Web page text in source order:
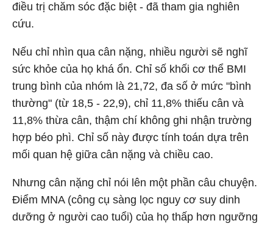
điều trị chăm sóc đặc biệt - đã tham gia nghiên
cứu.
Nếu chỉ nhìn qua cân nặng, nhiều người sẽ nghĩ
sức khỏe của họ khá ổn. Chỉ số khối cơ thể BMI
trung bình của nhóm là 21,72, đa số ở mức "bình
thường" (từ 18,5 - 22,9), chỉ 11,8% thiếu cân và
11,8% thừa cân, thậm chí không ghi nhận trường
hợp béo phì. Chỉ số này được tính toán dựa trên
mối quan hệ giữa cân nặng và chiều cao.
Nhưng cân nặng chỉ nói lên một phần câu chuyện.
Điểm MNA (công cụ sàng lọc nguy cơ suy dinh
dưỡng ở người cao tuổi) của họ thấp hơn ngưỡng